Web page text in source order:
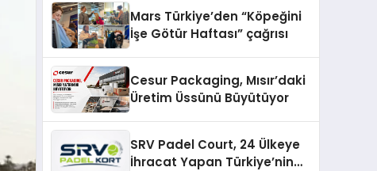
Mars Türkiye’den “Köpeğini
İşe Götür Haftası” çağrısı
Cesur Packaging, Mısır’daki
Üretim Üssünü Büyütüyor
SRV Padel Court, 24 Ülkeye
İhracat Yapan Türkiye’nin